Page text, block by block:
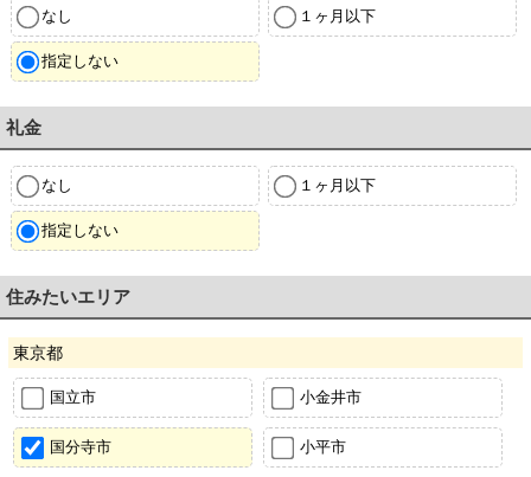
なし １ヶ月以下
指定しない
礼金
なし １ヶ月以下
指定しない
住みたいエリア
東京都
国立市 小金井市
国分寺市 小平市